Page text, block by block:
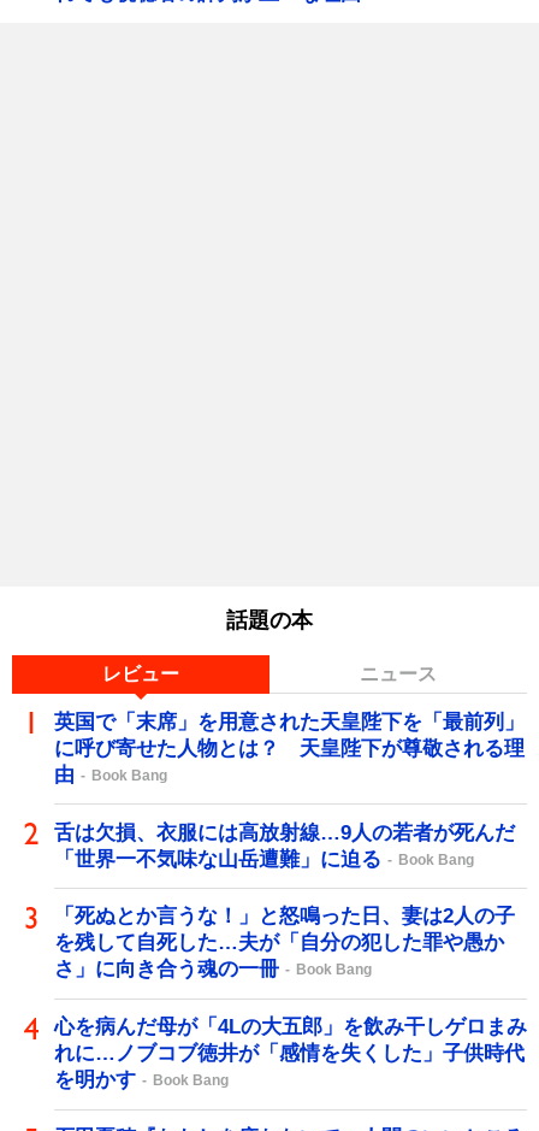
話題の本
レビュー ニュース
英国で「末席」を用意された天皇陛下を「最前列」
に呼び寄せた人物とは？ 天皇陛下が尊敬される理
由
Book Bang
舌は欠損、衣服には高放射線…9人の若者が死んだ
「世界一不気味な山岳遭難」に迫る
Book Bang
「死ぬとか言うな！」と怒鳴った日、妻は2人の子
を残して自死した…夫が「自分の犯した罪や愚か
さ」に向き合う魂の一冊
Book Bang
心を病んだ母が「4Lの大五郎」を飲み干しゲロまみ
れに…ノブコブ徳井が「感情を失くした」子供時代
を明かす
Book Bang